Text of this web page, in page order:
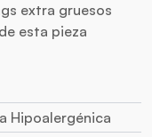
extra gruesos
esta pieza
Hipoalergénica